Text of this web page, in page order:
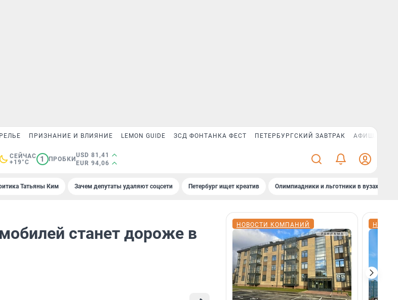
ПРИЗНАНИЕ И ВЛИЯНИЕ LEMON GUIDE ЗСД ФОНТАНКА ФЕСТ ПЕТЕРБУРГСКИЙ ЗАВТРАК АФИША PLUS
СЕЙЧАС
+19°C
1 ПРОБКИ
USD 81,41
EUR 94,06
Татьяны Ким Зачем депутаты удаляют соцсети Петербург ищет креатив Олимпиадники и льготники в вузах СПб
станет дороже в
НОВОСТИ КОМПАНИЙ